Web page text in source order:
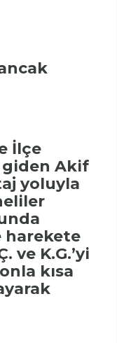
İlçe
Akif
yoluyla
harekete
ve K.G.’yi
kısa